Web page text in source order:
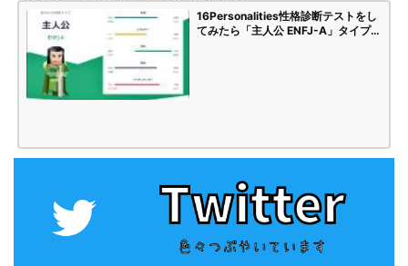
16Personalities性格診断テストをし
てみたら「主人公 ENFJ-A」タイプで